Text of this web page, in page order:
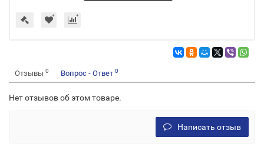
Отзывы 0 Вопрос - Ответ 0
Нет отзывов об этом товаре.
Написать отзыв